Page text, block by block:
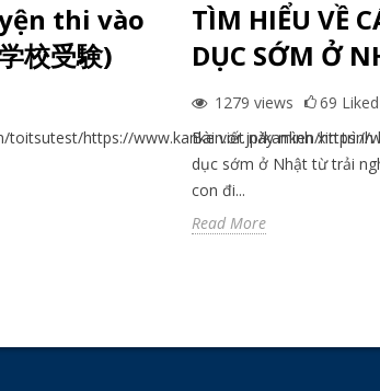
thi vào
校受験)
toitsutest/https://www.kanken.or.jp/kanken/https://
TÌM HIỂU VỀ
DỤC SỚM Ở
1279 views 69 Liked
Bài viết này mình xin
dục sớm ở Nhật từ trải
con đi...
Read More